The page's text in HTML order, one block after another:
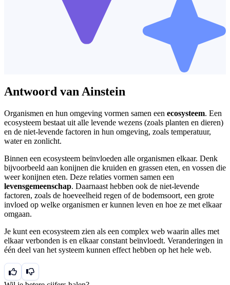
Antwoord van Ainstein
Organismen en hun omgeving vormen samen een ecosysteem. Een
ecosysteem bestaat uit alle levende wezens (zoals planten en dieren)
en de niet-levende factoren in hun omgeving, zoals temperatuur,
water en zonlicht.
Binnen een ecosysteem beïnvloeden alle organismen elkaar. Denk
bijvoorbeeld aan konijnen die kruiden en grassen eten, en vossen die
weer konijnen eten. Deze relaties vormen samen een
levensgemeenschap. Daarnaast hebben ook de niet-levende
factoren, zoals de hoeveelheid regen of de bodemsoort, een grote
invloed op welke organismen er kunnen leven en hoe ze met elkaar
omgaan.
Je kunt een ecosysteem zien als een complex web waarin alles met
elkaar verbonden is en elkaar constant beïnvloedt. Veranderingen in
één deel van het systeem kunnen effect hebben op het hele web.